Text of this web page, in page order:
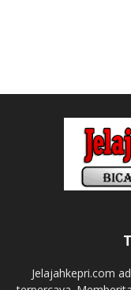
Jelajahkepri.com